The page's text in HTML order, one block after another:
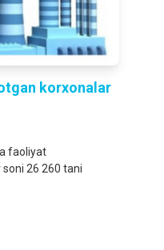
korxonalar
faoliyat
26 260 tani